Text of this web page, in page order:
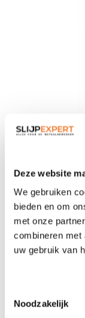
Deze website
We gebruiken
bieden en om
met onze
combineren met
uw gebruik van
Noodzakelijk